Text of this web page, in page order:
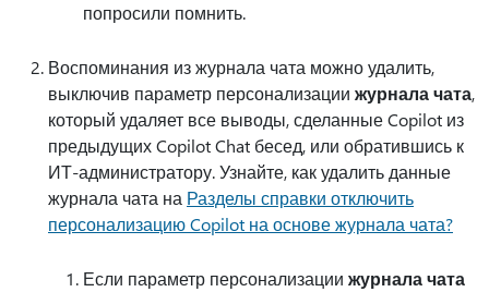
попросили помнить.
Воспоминания из журнала чата можно удалить,
выключив параметр персонализации журнала чата,
который удаляет все выводы, сделанные Copilot из
предыдущих Copilot Chat бесед, или обратившись к
ИТ-администратору. Узнайте, как удалить данные
журнала чата на Разделы справки отключить
персонализацию Copilot на основе журнала чата?
Если параметр персонализации журнала чата